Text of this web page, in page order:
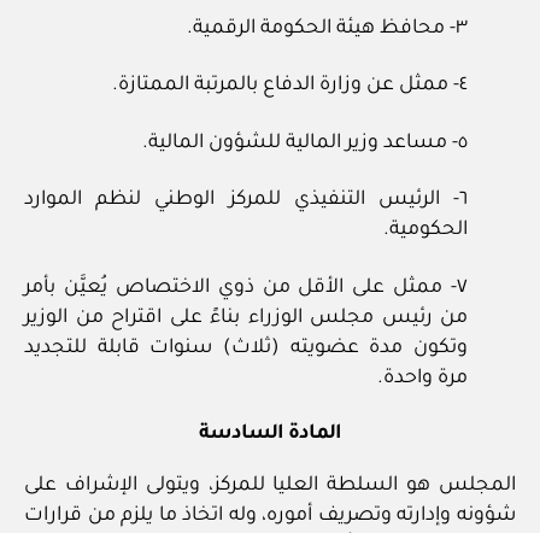
٣- محافظ هيئة الحكومة الرقمية.
٤- ممثل عن وزارة الدفاع بالمرتبة الممتازة.
٥- مساعد وزير المالية للشؤون المالية.
٦- الرئيس التنفيذي للمركز الوطني لنظم الموارد
الحكومية.
٧- ممثل على الأقل من ذوي الاختصاص يُعيَّن بأمر
من رئيس مجلس الوزراء بناءً على اقتراح من الوزير
وتكون مدة عضويته (ثلاث) سنوات قابلة للتجديد
مرة واحدة.
المادة السادسة
المجلس هو السلطة العليا للمركز، ويتولى الإشراف على
شؤونه وإدارته وتصريف أموره، وله اتخاذ ما يلزم من قرارات